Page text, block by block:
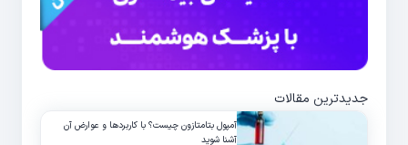
جدیدترین مقالات
آمپول بتامتازون چیست؟ با کاربردها و عوارض آن
آشنا شوید